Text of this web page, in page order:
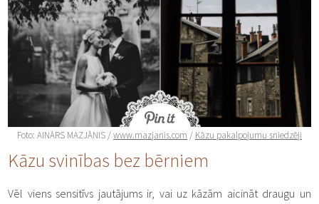
Foto: AINĀRS MAZJĀNIS /www.mazjanis.com / Kāzu pakalpojumu sniedzēji
Kāzu svinības bez bērniem
Vēl viens sensitīvs jautājums ir, vai uz kāzām aicināt draugu un